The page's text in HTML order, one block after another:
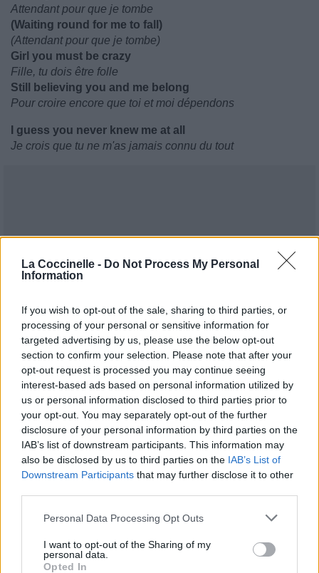
La Coccinelle - Do Not Process My Personal
Information
If you wish to opt-out of the sale, sharing to third parties, or
processing of your personal or sensitive information for
targeted advertising by us, please use the below opt-out
section to confirm your selection. Please note that after your
opt-out request is processed you may continue seeing
interest-based ads based on personal information utilized by
us or personal information disclosed to third parties prior to
your opt-out. You may separately opt-out of the further
disclosure of your personal information by third parties on the
IAB’s list of downstream participants. This information may
also be disclosed by us to third parties on the IAB’s List of
Downstream Participants that may further disclose it to other
Personal Data Processing Opt Outs
I want to opt-out of the Sharing of my
personal data.
Opted In
Attendant pour que je tombe
(Waiting round for me to fall)
(Attendant pour que je tombe)
Girl you must be crazy
Fille, tu dois être folle
Still believing you and me belong
Pour croire encore que toi et moi dépendons
I guess you never knew me at all
Je crois que tu ne m'as jamais connu du tout
Publié parjujuana789456 6054 2 3 4 le 30 mai 2010
à 17h32.